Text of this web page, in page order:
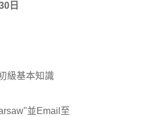
日
級基本知識
並Email至